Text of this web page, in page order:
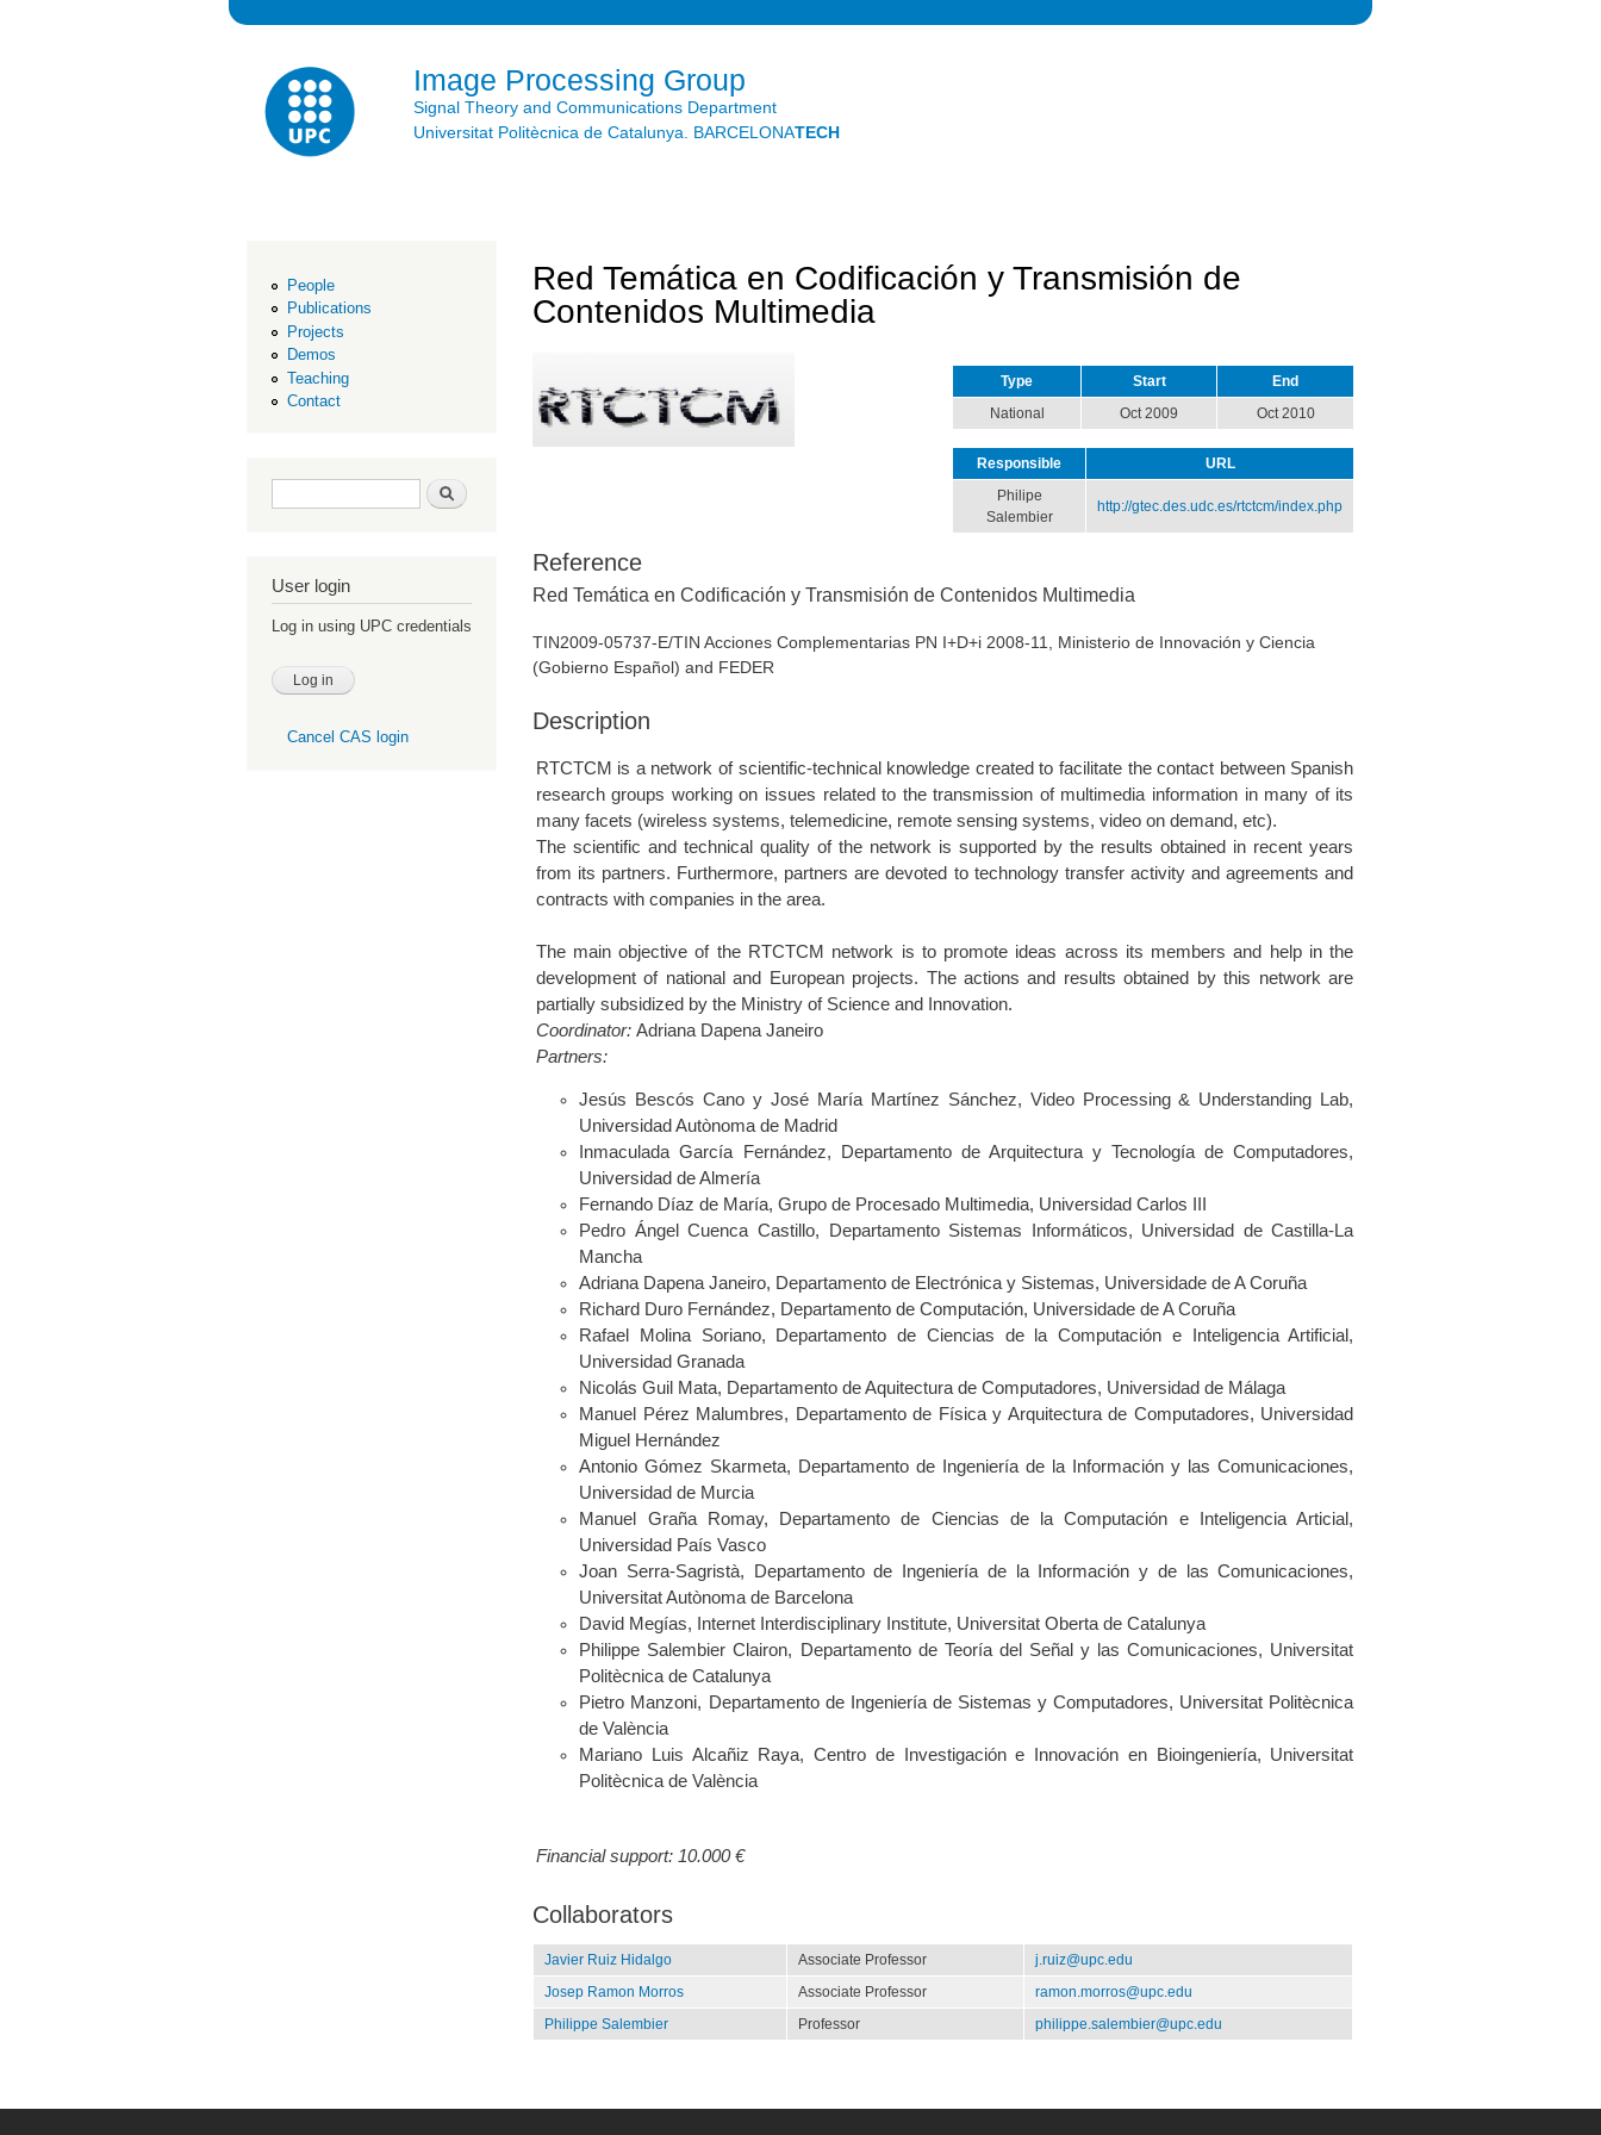
Image Processing Group
Signal Theory and Communications Department
Universitat Politècnica de Catalunya. BARCELONATECH
People
Publications
Projects
Demos
Teaching
Contact
Search form Search
User login
Log in using UPC credentials
Cancel CAS login
Red Temática en Codificación y Transmisión de
Contenidos Multimedia
Type Start
End
National
Oct 2009 Oct 2010
Responsible
URL
Philipe
Salembier
http://gtec.des.udc.es/rtctcm/index.php
Reference
Red Temática en Codificación y Transmisión de Contenidos Multimedia
TIN2009-05737-E/TIN Acciones Complementarias PN I+D+i 2008-11, Ministerio de Innovación y Ciencia
(Gobierno Español) and FEDER
Description
RTCTCM is a network of scientific-technical knowledge created to facilitate the contact between Spanish
research groups working on issues related to the transmission of multimedia information in many of its
many facets (wireless systems, telemedicine, remote sensing systems, video on demand, etc).
The scientific and technical quality of the network is supported by the results obtained in recent years
from its partners. Furthermore, partners are devoted to technology transfer activity and agreements and
contracts with companies in the area.
The main objective of the RTCTCM network is to promote ideas across its members and help in the
development of national and European projects. The actions and results obtained by this network are
partially subsidized by the Ministry of Science and Innovation.
Coordinator:Adriana Dapena Janeiro
Partners:
Jesús Bescós Cano y José María Martínez Sánchez, Video Processing & Understanding Lab,
Universidad Autònoma de Madrid
Inmaculada García Fernández, Departamento de Arquitectura y Tecnología de Computadores,
Universidad de Almería
Fernando Díaz de María, Grupo de Procesado Multimedia, Universidad Carlos III
Pedro Ángel Cuenca Castillo, Departamento Sistemas Informáticos, Universidad de Castilla-La
Mancha
Adriana Dapena Janeiro, Departamento de Electrónica y Sistemas, Universidade de A Coruña
Richard Duro Fernández, Departamento de Computación, Universidade de A Coruña
Rafael Molina Soriano, Departamento de Ciencias de la Computación e Inteligencia Artificial,
Universidad Granada
Nicolás Guil Mata, Departamento de Aquitectura de Computadores, Universidad de Málaga
Manuel Pérez Malumbres, Departamento de Física y Arquitectura de Computadores, Universidad
Miguel Hernández
Antonio Gómez Skarmeta, Departamento de Ingeniería de la Información y las Comunicaciones,
Universidad de Murcia
Manuel Graña Romay, Departamento de Ciencias de la Computación e Inteligencia Articial,
Universidad País Vasco
Joan Serra-Sagristà, Departamento de Ingeniería de la Información y de las Comunicaciones,
Universitat Autònoma de Barcelona
David Megías, Internet Interdisciplinary Institute, Universitat Oberta de Catalunya
Philippe Salembier Clairon, Departamento de Teoría del Señal y las Comunicaciones, Universitat
Politècnica de Catalunya
Pietro Manzoni, Departamento de Ingeniería de Sistemas y Computadores, Universitat Politècnica
de València
Mariano Luis Alcañiz Raya, Centro de Investigación e Innovación en Bioingeniería, Universitat
Politècnica de València
Financial support: 10.000 €
Collaborators
Javier Ruiz Hidalgo Associate Professor
j.ruiz@upc.edu
Josep Ramon Morros
Associate Professor
ramon.morros@upc.edu
Philippe Salembier
Professor philippe.salembier@upc.edu